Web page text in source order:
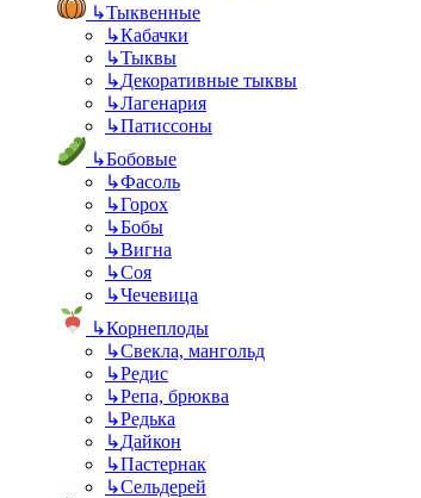
↳Тыквенные
↳Кабачки
↳Тыквы
↳Декоративные тыквы
↳Лагенария
↳Патиссоны
↳Бобовые
↳Фасоль
↳Горох
↳Бобы
↳Вигна
↳Соя
↳Чечевица
↳Корнеплоды
↳Свекла, мангольд
↳Редис
↳Репа, брюква
↳Редька
↳Дайкон
↳Пастернак
↳Сельдерей